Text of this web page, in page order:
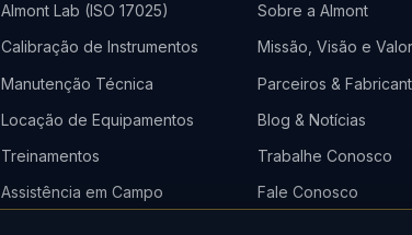
Almont Lab (ISO 17025)
Calibração de Instrumentos
Manutenção Técnica
Locação de Equipamentos
Treinamentos
Assistência em Campo
Sobre a Almont
Missão, Visão e
Parceiros &
Blog & Notícias
Trabalhe Conosco
Fale Conosco